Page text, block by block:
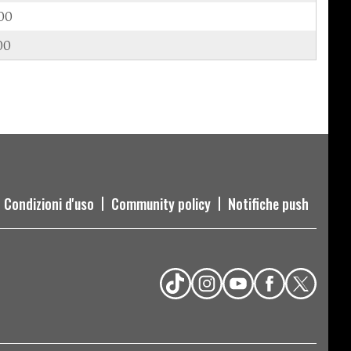
Condizioni d'uso Community policy Notifiche push